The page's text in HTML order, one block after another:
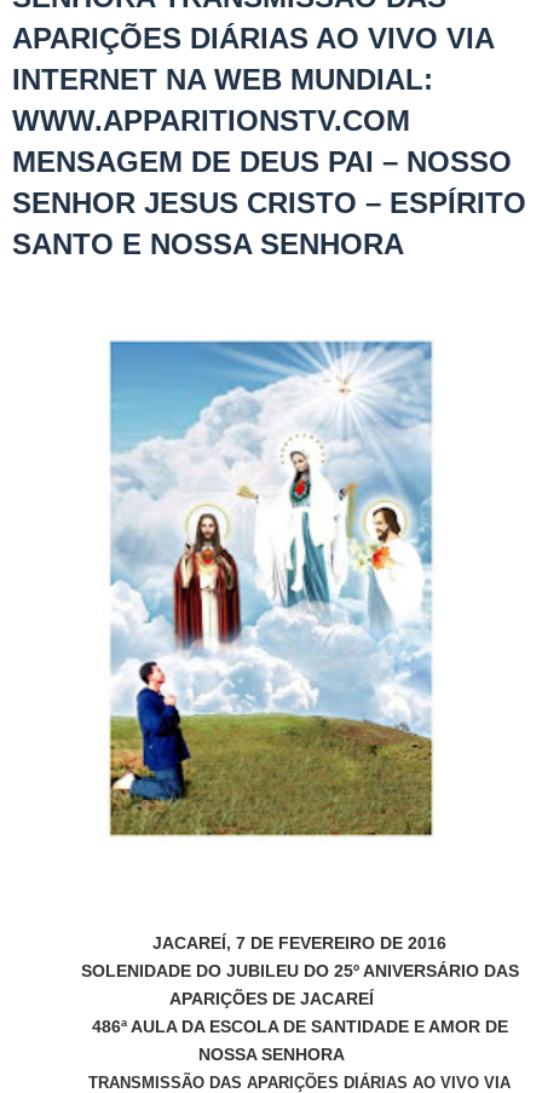
APARIÇÕES DIÁRIAS AO VIVO VIA
INTERNET NA WEB MUNDIAL:
WWW.APPARITIONSTV.COM
MENSAGEM DE DEUS PAI – NOSSO
SENHOR JESUS CRISTO – ESPÍRITO
SANTO E NOSSA SENHORA
JACAREÍ, 7 DE FEVEREIRO DE 2016
SOLENIDADE DO JUBILEU DO 25º ANIVERSÁRIO DAS
APARIÇÕES DE JACAREÍ
486ª AULA DA ESCOLA DE SANTIDADE E AMOR DE
NOSSA SENHORA
TRANSMISSÃO DAS APARIÇÕES DIÁRIAS AO VIVO VIA